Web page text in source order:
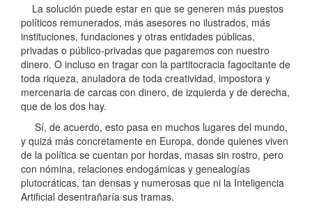
La solución puede estar en que se generen más puestos
políticos remunerados, más asesores no ilustrados, más
instituciones, fundaciones y otras entidades públicas,
privadas o público-privadas que pagaremos con nuestro
dinero. O incluso en tragar con la partitocracia fagocitante de
toda riqueza, anuladora de toda creatividad, impostora y
mercenaria de carcas con dinero, de izquierda y de derecha,
que de los dos hay.
Sí, de acuerdo, esto pasa en muchos lugares del mundo,
y quizá más concretamente en Europa, donde quienes viven
de la política se cuentan por hordas, masas sin rostro, pero
con nómina, relaciones endogámicas y genealogías
plutocráticas, tan densas y numerosas que ni la Inteligencia
Artificial desentrañaría sus tramas.